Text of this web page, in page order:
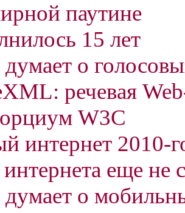
паутине
15 лет
о
речевая
W3C
интернет 2010-
еще не
о